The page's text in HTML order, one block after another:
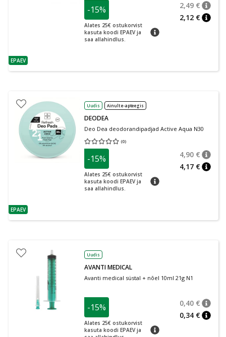
nõuanne
EPAEV
-15%
Alates 25€ ostukorvist
kasuta koodi EPAEV ja
saa allahindlus.
nõuanne
2,49 €
2,12 €
nõuanne
EPAEV
Uudis Ainult e-apteegis
DEODEA
Deo Dea deodorandipadjad Active Aqua N30
(0)
Keskmine hinnang 0.00
-15%
Alates 25€ ostukorvist
kasuta koodi EPAEV ja
saa allahindlus.
nõuanne
4,90 €
4,17 €
Uudis
AVANTI MEDICAL
Avanti medical süstal + nõel 10ml 21g N1
-15%
Alates 25€ ostukorvist
kasuta koodi EPAEV ja
nõuanne
0,40 €
0,34 €